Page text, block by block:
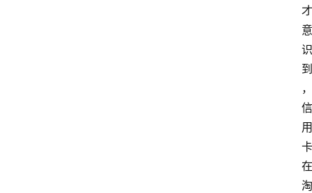
才
意
识
到
，
信
用
卡
在
淘